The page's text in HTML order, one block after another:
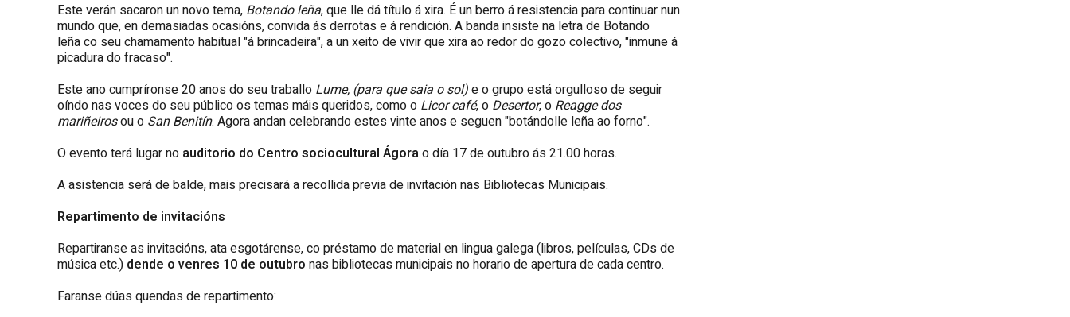
Este verán sacaron un novo tema, Botando leña, que lle dá título á xira. É un berro á resistencia para continuar nun
mundo que, en demasiadas ocasións, convida ás derrotas e á rendición. A banda insiste na letra de Botando
leña co seu chamamento habitual "á brincadeira", a un xeito de vivir que xira ao redor do gozo colectivo, "inmune á
picadura do fracaso".
Este ano cumpríronse 20 anos do seu traballo Lume, (para que saia o sol)e o grupo está orgulloso de seguir
oíndo nas voces do seu público os temas máis queridos, como o Licor café, o Desertor, o Reagge dos
mariñeirosou o San Benitín. Agora andan celebrando estes vinte anos e seguen "botándolle leña ao forno".
O evento terá lugar no auditorio do Centro sociocultural Ágorao día 17 de outubro ás 21.00 horas.
A asistencia será de balde, mais precisará a recollida previa de invitación nas Bibliotecas Municipais.
Repartimento de invitacións
Repartiranse as invitacións, ata esgotárense, co préstamo de material en lingua galega (libros, películas, CDs de
música etc.) dende o venres 10 de outubro nas bibliotecas municipais no horario de apertura de cada centro.
Faranse dúas quendas de repartimento: